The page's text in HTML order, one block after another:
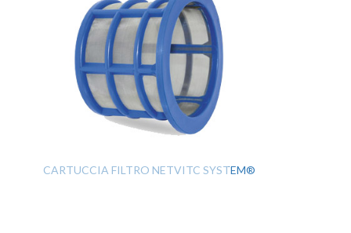
CARTUCCIA FILTRO NETVITC SYSTEM®